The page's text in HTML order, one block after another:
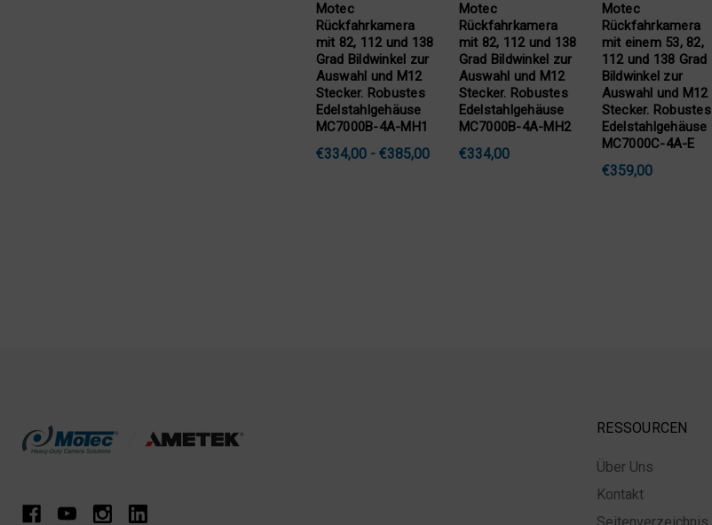
Motec
Rückfahrkamera
mit 82, 112 und 138
Grad Bildwinkel zur
Auswahl und M12
Stecker. Robustes
Edelstahlgehäuse
MC7000B-4A-MH1
€334,00 - €385,00
Motec
Rückfahrkamera
mit 82, 112 und 138
Grad Bildwinkel zur
Auswahl und M12
Stecker. Robustes
Edelstahlgehäuse
MC7000B-4A-MH2
€334,00
Motec
Rückfahrkamera
mit einem 53, 82,
112 und 138 Grad
Bildwinkel zur
Auswahl und M12
Stecker. Robustes
Edelstahlgehäuse
MC7000C-4A-E
€359,00
RESSOURCEN
Über Uns
Kontakt